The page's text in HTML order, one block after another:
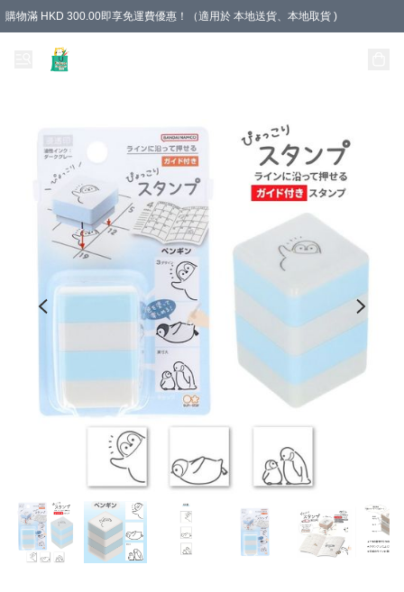
購物滿 HKD 300.00即享免運費優惠！（適用於 本地送貨、本地取貨 )